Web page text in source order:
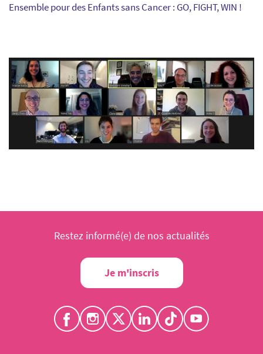
Ensemble pour des Enfants sans Cancer : GO, FIGHT, WIN !
Restez informé(e) de nos actualités
Je m'inscris